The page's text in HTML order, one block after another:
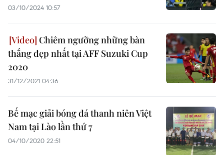
03/10/2024 10:57
Chiêm ngưỡng những bàn
thắng đẹp nhất tại AFF Suzuki Cup
2020
31/12/2021 04:36
Bế mạc giải bóng đá thanh niên Việt
Nam tại Lào lần thứ 7
04/10/2020 22:51